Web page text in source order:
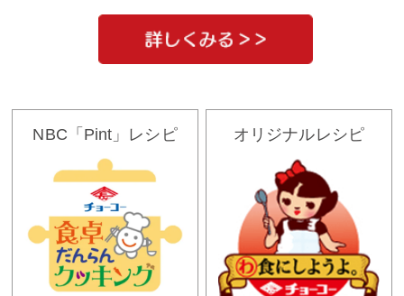
NBC「Pint」レシピ オリジナルレシピ